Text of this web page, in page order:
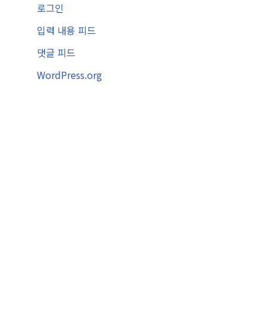
로그인
입력 내용 피드
댓글 피드
WordPress.org